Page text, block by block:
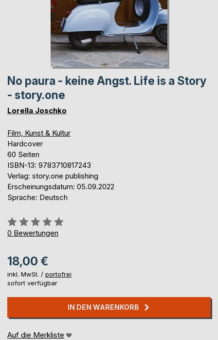
No paura - keine Angst. Life is a Story
- story.one
Lorella Joschko
Film, Kunst & Kultur
Hardcover
60 Seiten
ISBN-13: 9783710817243
Verlag: story.one publishing
Erscheinungsdatum: 05.09.2022
Sprache: Deutsch
Bewertung::
0%
0 Bewertungen
18,00 €
inkl. MwSt. / portofrei
sofort verfügbar
IN DEN WARENKORB
Auf die Merkliste